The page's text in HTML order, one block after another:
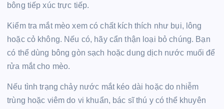
bông tiếp xúc trực tiếp.
Kiểm tra mắt mèo xem có chất kích thích như bụi, lông
hoặc cỏ không. Nếu có, hãy cẩn thận loại bỏ chúng. Bạn
có thể dùng bông gòn sạch hoặc dung dịch nước muối để
rửa mắt cho mèo.
Nếu tình trạng chảy nước mắt kéo dài hoặc do nhiễm
trùng hoặc viêm do vi khuẩn, bác sĩ thú y có thể khuyên